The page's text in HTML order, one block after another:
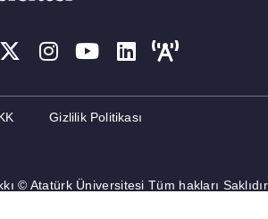
Gizlilik Politikası
© Atatürk Üniversitesi Tüm hakları Saklıdır